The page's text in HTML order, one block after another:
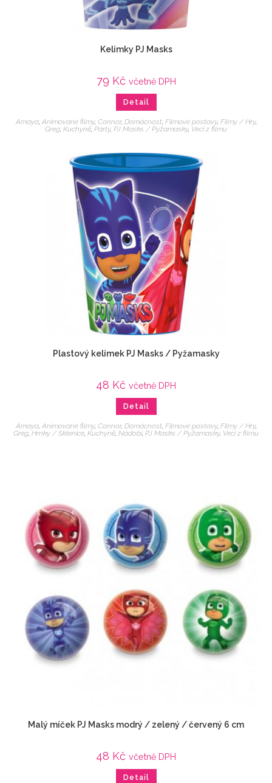
Kelímky PJ Masks
79 Kč včetně DPH
Detail
Amaya, Animované filmy, Connor, Domácnost, Filmové postavy, Filmy / Hry,
Greg, Kuchyně, Párty, PJ Masks / Pyžamasky, Veci z filmu
Plastový kelímek PJ Masks / Pyžamasky
48 Kč včetně DPH
Detail
Amaya, Animované filmy, Connor, Domácnost, Filmové postavy, Filmy / Hry,
Greg, Hrnky / Sklenice, Kuchyně, Nádobí, PJ Masks / Pyžamasky, Veci z filmu
Malý míček PJ Masks modrý / zelený / červený 6 cm
48 Kč včetně DPH
Detail